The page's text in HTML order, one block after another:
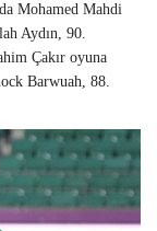
Mohamed Mahdi
Aydın, 90.
Çakır oyuna
Barwuah, 88.